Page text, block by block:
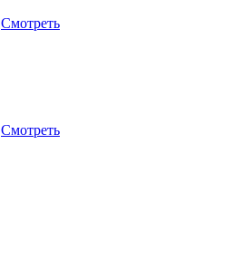
Смотреть
Смотреть